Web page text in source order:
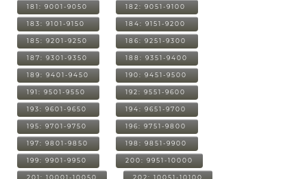
181: 9001-9050 182: 9051-9100
183: 9101-9150 184: 9151-9200
185: 9201-9250 186: 9251-9300
187: 9301-9350 188: 9351-9400
189: 9401-9450 190: 9451-9500
191: 9501-9550 192: 9551-9600
193: 9601-9650 194: 9651-9700
195: 9701-9750 196: 9751-9800
197: 9801-9850 198: 9851-9900
199: 9901-9950 200: 9951-10000
201: 10001-10050 202: 10051-10100